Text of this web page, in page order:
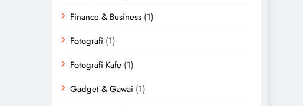
Finance & Business (1)
Fotografi (1)
Fotografi Kafe (1)
Gadget & Gawai (1)